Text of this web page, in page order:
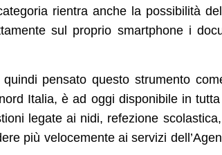
rientra anche la possibilità
sul proprio smartphone i
quindi pensato questo strumento
Italia, è ad oggi disponibile in
legate ai nidi, refezione
più velocemente ai servizi